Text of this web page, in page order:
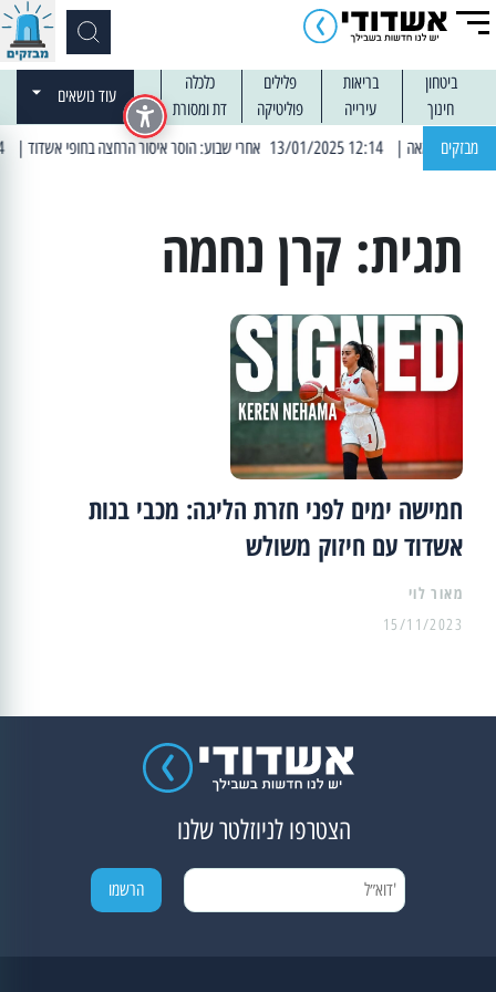
ביטחון בריאות פלילים
כלכלה
חינוך
עירייה פוליטיקה דת ומסורת
עוד נושאים
מבזקים | 12:14 13/01/2025 אחרי שבוע: הוסר איסור הרחצה בחופי אשדוד | 13:04 14/01/2025 עובדים בלילות: עבודות קרצוף וריבוד אספלט
תגית: קרן נחמה
חמישה ימים לפני חזרת הליגה: מכבי בנות
אשדוד עם חיזוק משולש
מאור לוי
15/11/2023
הצטרפו לניוזלטר שלנו